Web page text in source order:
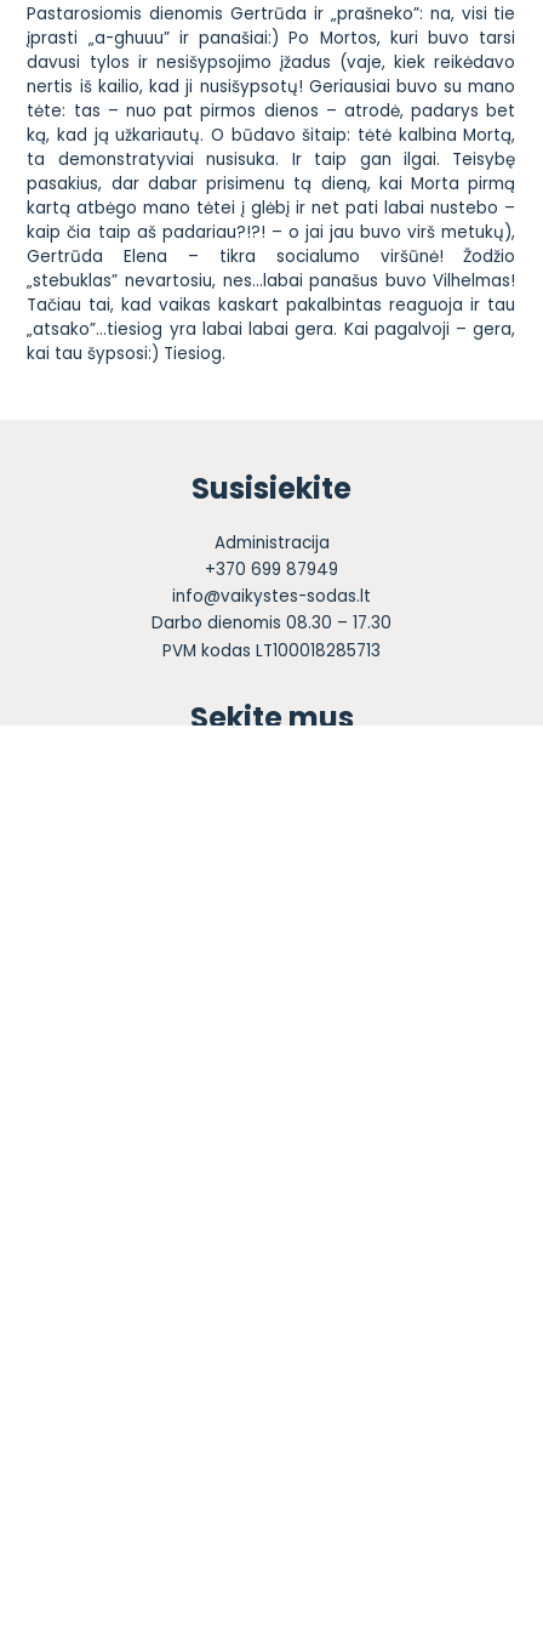
Pastarosiomis dienomis Gertrūda ir „prašneko”: na, visi tie
įprasti „a-ghuuu” ir panašiai:) Po Mortos, kuri buvo tarsi
davusi tylos ir nesišypsojimo įžadus (vaje, kiek reikėdavo
nertis iš kailio, kad ji nusišypsotų! Geriausiai buvo su mano
tėte: tas – nuo pat pirmos dienos – atrodė, padarys bet
ką, kad ją užkariautų. O būdavo šitaip: tėtė kalbina Mortą,
ta demonstratyviai nusisuka. Ir taip gan ilgai. Teisybę
pasakius, dar dabar prisimenu tą dieną, kai Morta pirmą
kartą atbėgo mano tėtei į glėbį ir net pati labai nustebo –
kaip čia taip aš padariau?!?! – o jai jau buvo virš metukų),
Gertrūda Elena – tikra socialumo viršūnė! Žodžio
„stebuklas” nevartosiu, nes…labai panašus buvo Vilhelmas!
Tačiau tai, kad vaikas kaskart pakalbintas reaguoja ir tau
„atsako”…tiesiog yra labai labai gera. Kai pagalvoji – gera,
kai tau šypsosi:) Tiesiog.
Susisiekite
Administracija
+370 699 87949
info@vaikystes-sodas.lt
Darbo dienomis 08.30 – 17.30
PVM kodas LT100018285713
Sekite mus